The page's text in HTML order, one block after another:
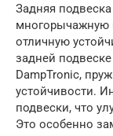
Задняя
многорычажную
отличную
задней
DampTronic,
устойчивости.
подвески, что
Это особенно